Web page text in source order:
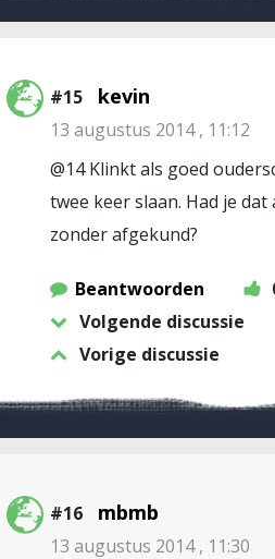
#15 kevin
13 augustus 2014 , 11:12
@14 Klinkt als goed
twee keer slaan. Had je
zonder afgekund?
Beantwoorden
Volgende discussie
Vorige discussie
#16 mbmb
13 augustus 2014 , 11:30